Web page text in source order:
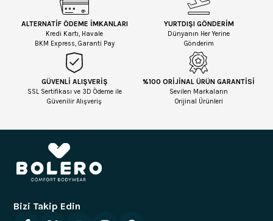
ALTERNATİF ÖDEME İMKANLARI
Kredi Kartı, Havale
BKM Express, Garanti Pay
YURTDIŞI GÖNDERİM
Dünyanın Her Yerine
Gönderim
GÜVENLİ ALIŞVERİŞ
SSL Sertifikası ve 3D Ödeme ile
Güvenilir Alışveriş
%100 ORİJİNAL ÜRÜN GARANTİSİ
Sevilen Markaların
Orijinal Ürünleri
Bizi Takip Edin